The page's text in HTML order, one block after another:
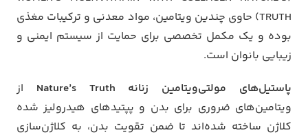
TRUTH) حاوی چندین ویتامین، مواد معدنی و ترکیبات مغذی
بوده و یک مکمل تخصصی برای حمایت از سیستم ایمنی و
زیبایی بانوان است.
پاستیل‌های مولتی‌ویتامین زنانه Nature’s Truth
از
ویتامین‌های ضروری برای بدن و پپتیدهای هیدرولیز شده
کلاژن ساخته شده‌اند تا ضمن تقویت بدن، به کلاژن‌سازی